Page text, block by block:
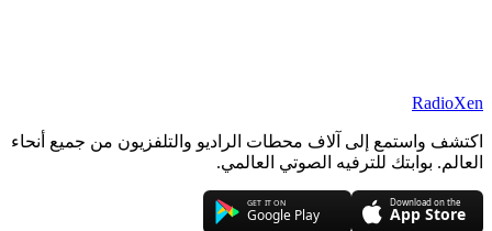
RadioXen
اكتشف واستمع إلى آلاف محطات الراديو والتلفزيون من جميع أنحاء
العالم. بوابتك للترفيه الصوتي العالمي.